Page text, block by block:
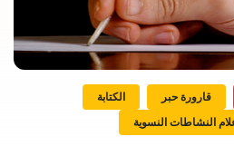
قارورة حبر
الكتابة
النشاطات النسوية